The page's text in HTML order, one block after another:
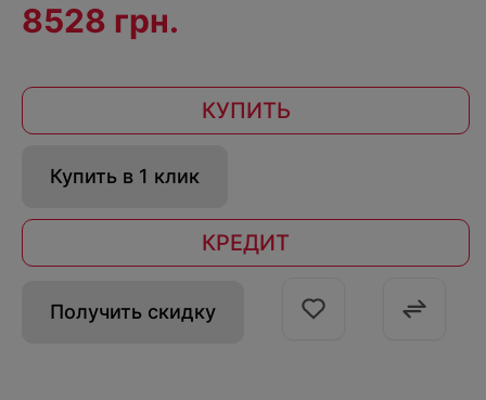
8528 грн.
КУПИТЬ
Купить в 1 клик
КРЕДИТ
Получить скидку